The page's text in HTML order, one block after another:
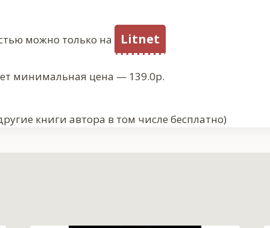
можно только на Litnet
минимальная цена — 139.0р.
книги автора в том числе бесплатно)